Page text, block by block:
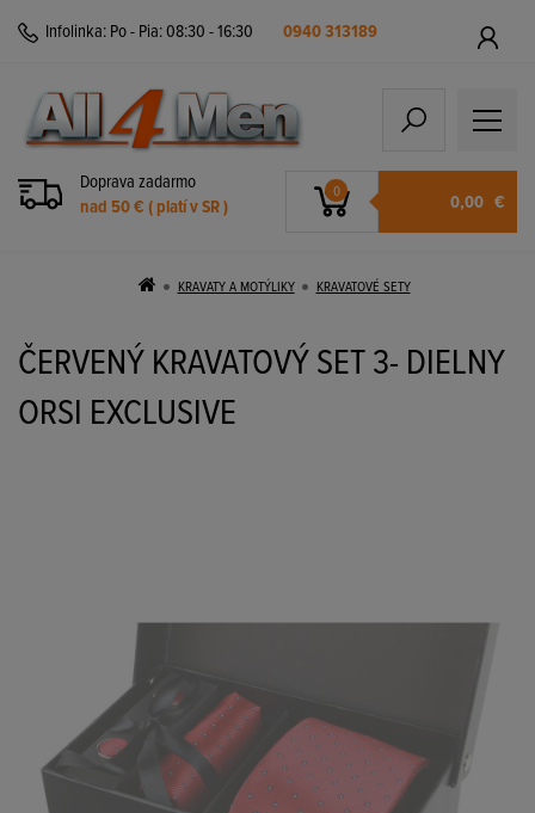
Infolinka: Po - Pia: 08:30 - 16:30 0940 313189
Doprava zadarmo
nad 50 € ( platí v SR )
0 0,00 €
KRAVATY A MOTÝLIKY KRAVATOVÉ SETY
ČERVENÝ KRAVATOVÝ SET 3- DIELNY
ORSI EXCLUSIVE